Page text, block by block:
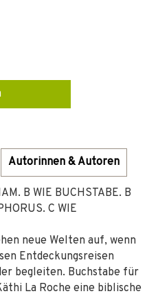
Autorinnen & Autoren
B WIE BUCHSTABE. B
C WIE
neue Welten auf, wenn
Entdeckungsreisen
begleiten. Buchstabe für
La Roche eine biblische